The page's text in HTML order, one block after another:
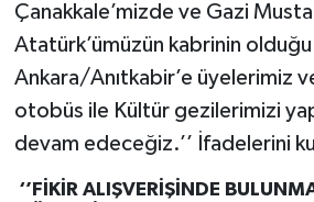
Çanakkale’mizde ve Gazi
Atatürk’ümüzün kabrinin olduğu
Ankara/Anıtkabir’e üyelerimiz
otobüs ile Kültür gezilerimizi
devam edeceğiz.’’ İfadelerini
‘’FİKİR ALIŞVERİŞİNDE